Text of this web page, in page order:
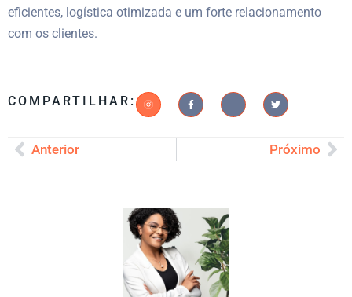
eficientes, logística otimizada e um forte relacionamento
com os clientes.
COMPARTILHAR:
Anterior Próximo